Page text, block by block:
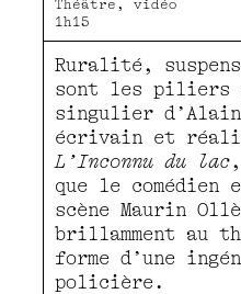
Théâtre, vidéo
1h15
Ruralité,
sont les piliers
singulier
écrivain et
L’Inconnu du lac
que le comédien
scène Maurin
brillamment au
forme d’une
policière.